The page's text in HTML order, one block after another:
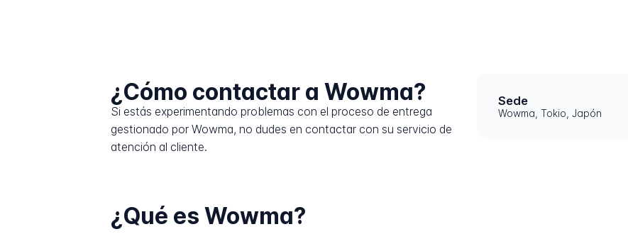
¿Cómo contactar a Wowma?
Si estás experimentando problemas con el proceso de entrega
gestionado por Wowma, no dudes en contactar con su servicio de
atención al cliente.
Sede
Wowma, Tokio, Japón
¿Qué es Wowma?